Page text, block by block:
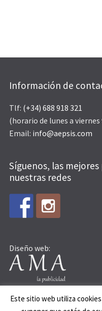
Información de
Tlf: (+34) 688 918 321
(horario de lunes a viernes
Email: info@aepsis.com
Síguenos, las
nuestras redes
Diseño web:
Este sitio web utiliza